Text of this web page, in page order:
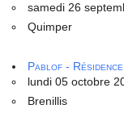
samedi 26
Quimper
Pablof -
lundi 05 octobre
Brenillis